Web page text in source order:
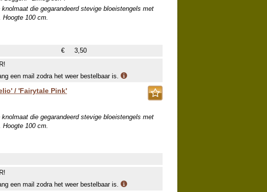
die gegarandeerd stevige bloeistengels met
100 cm.
€
3,50
een mail zodra het weer bestelbaar is.
/ 'Fairytale Pink'
die gegarandeerd stevige bloeistengels met
100 cm.
een mail zodra het weer bestelbaar is.